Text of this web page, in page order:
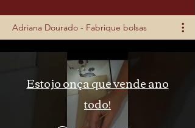
Adriana Dourado - Fabrique bolsas
Estojo onça que vende ano
todo!